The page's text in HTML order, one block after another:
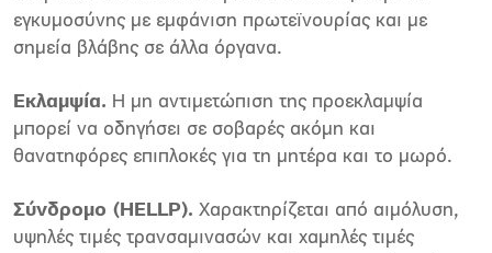
εγκυμοσύνης με εμφάνιση πρωτεϊνουρίας και με
σημεία βλάβης σε άλλα όργανα.
Εκλαμψία. Η μη αντιμετώπιση της προεκλαμψία
μπορεί να οδηγήσει σε σοβαρές ακόμη και
θανατηφόρες επιπλοκές για τη μητέρα και το μωρό.
Σύνδρομο (HELLP). Χαρακτηρίζεται από αιμόλυση,
υψηλές τιμές τρανσαμινασών και χαμηλές τιμές